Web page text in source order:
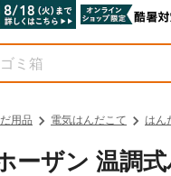
用品 電気はんだこて はん
ホーザン 温